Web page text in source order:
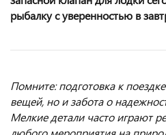
рыбалку с уверенностью в
Помните: подготовка к
вещей, но и забота о
Мелкие детали часто играют